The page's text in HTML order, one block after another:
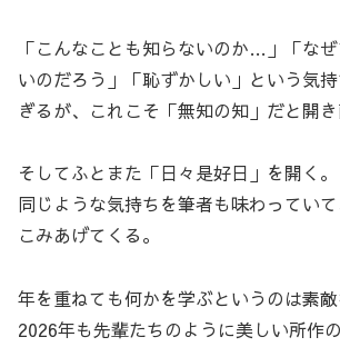
「こんなことも知らないのか…」「な
いのだろう」「恥ずかしい」という気
ぎるが、これこそ「無知の知」だと開き
そしてふとまた「日々是好日」を開く。
同じような気持ちを筆者も味わってい
こみあげてくる。
年を重ねても何かを学ぶというのは素敵
2026年も先輩たちのように美しい所作